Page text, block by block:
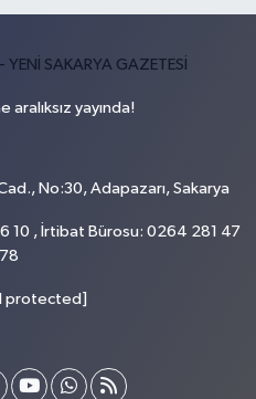
yayında!
No:30, Adapazarı, Sakarya
10 , İrtibat Bürosu: 0264 281 47
78
protected]